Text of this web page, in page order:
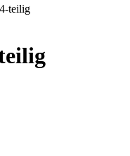
teilig